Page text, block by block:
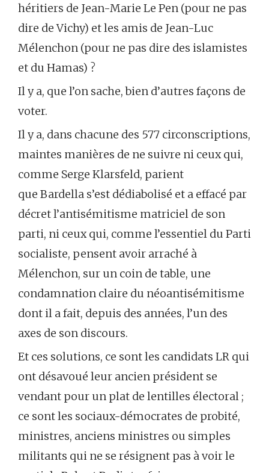
héritiers de Jean-Marie Le Pen (pour ne pas
dire de Vichy) et les amis de Jean-Luc
Mélenchon (pour ne pas dire des islamistes
et du Hamas) ?
Il y a, que l’on sache, bien d’autres façons de
voter.
Il y a, dans chacune des 577 circonscriptions,
maintes manières de ne suivre ni ceux qui,
comme Serge Klarsfeld, parient
que Bardella s’est dédiabolisé et a effacé par
décret l’antisémitisme matriciel de son
parti, ni ceux qui, comme l’essentiel du Parti
socialiste, pensent avoir arraché à
Mélenchon, sur un coin de table, une
condamnation claire du néoantisémitisme
dont il a fait, depuis des années, l’un des
axes de son discours.
Et ces solutions, ce sont les candidats LR qui
ont désavoué leur ancien président se
vendant pour un plat de lentilles électoral ;
ce sont les sociaux-démocrates de probité,
ministres, anciens ministres ou simples
militants qui ne se résignent pas à voir le